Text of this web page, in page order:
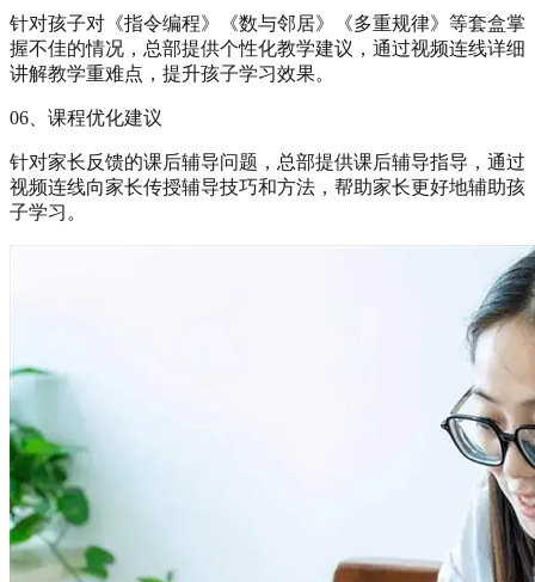
针对孩子对《指令编程》《数与邻居》《多重规律》等套盒掌
握不佳的情况，总部提供个性化教学建议，通过视频连线详细
讲解教学重难点，提升孩子学习效果。
06、课程优化建议
针对家长反馈的课后辅导问题，总部提供课后辅导指导，通过
视频连线向家长传授辅导技巧和方法，帮助家长更好地辅助孩
子学习。